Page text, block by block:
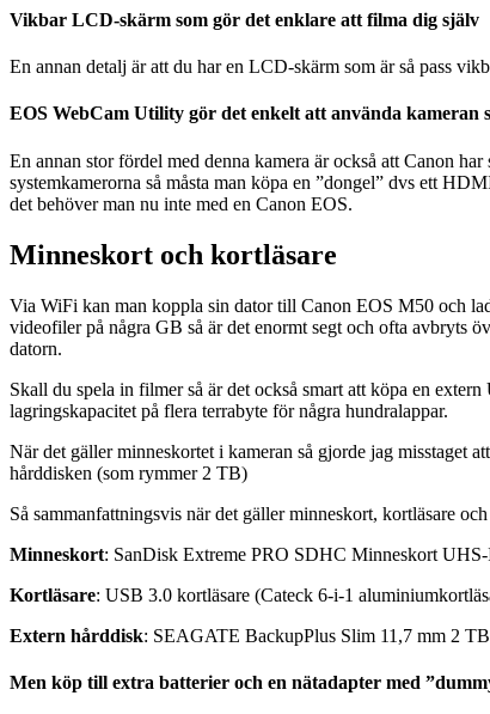
Vikbar LCD-skärm som gör det enklare att filma dig själv
En annan detalj är att du har en LCD-skärm som är så pass
EOS WebCam Utility gör det enkelt att använda kameran
En annan stor fördel med denna kamera är också att Canon
systemkamerorna så måsta man köpa en ”dongel” dvs ett
det behöver man nu inte med en Canon EOS.
Minneskort och kortläsare
Via WiFi kan man koppla sin dator till Canon EOS M50 och
videofiler på några GB så är det enormt segt och ofta avbryts
datorn.
Skall du spela in filmer så är det också smart att köpa en
lagringskapacitet på flera terrabyte för några hundralappar.
När det gäller minneskortet i kameran så gjorde jag misstaget
hårddisken (som rymmer 2 TB)
Så sammanfattningsvis när det gäller minneskort, kortläsare
Minneskort: SanDisk Extreme PRO SDHC Minneskort
Kortläsare: USB 3.0 kortläsare (Cateck 6-i-1
Extern hårddisk: SEAGATE BackupPlus Slim 11,7 mm 2
Men köp till extra batterier och en nätadapter med